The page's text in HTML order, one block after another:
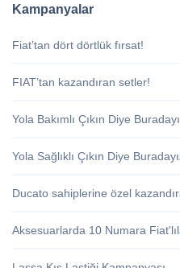
Kampanyalar
Fiat’tan dört dörtlük fırsat!
FIAT’tan kazandıran setler!
Yola Bakımlı Çıkın Diye
Yola Sağlıklı Çıkın Diye
Ducato sahiplerine özel
Aksesuarlarda 10 Numara